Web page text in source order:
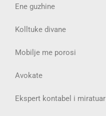
Ene guzhine
Kolltuke divane
Mobilje me porosi
Avokate
Ekspert kontabel i miratuar